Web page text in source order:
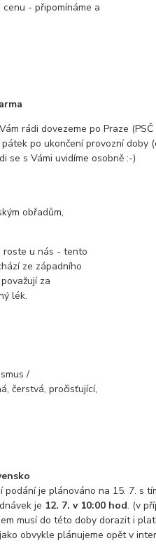
- připomínáme a
rádi dovezeme po Praze
po ukončení provozní doby
se s Vámi uvidíme osobně :-)
obřadům,
roste u nás - tento
ze západního
za
lék.
/
čerstvá, pročisťující,
podání je plánováno na 15. 7. s
je 12. 7. v 10:00 hod. (v
musí do této doby dorazit i
obvykle plánujeme opět v